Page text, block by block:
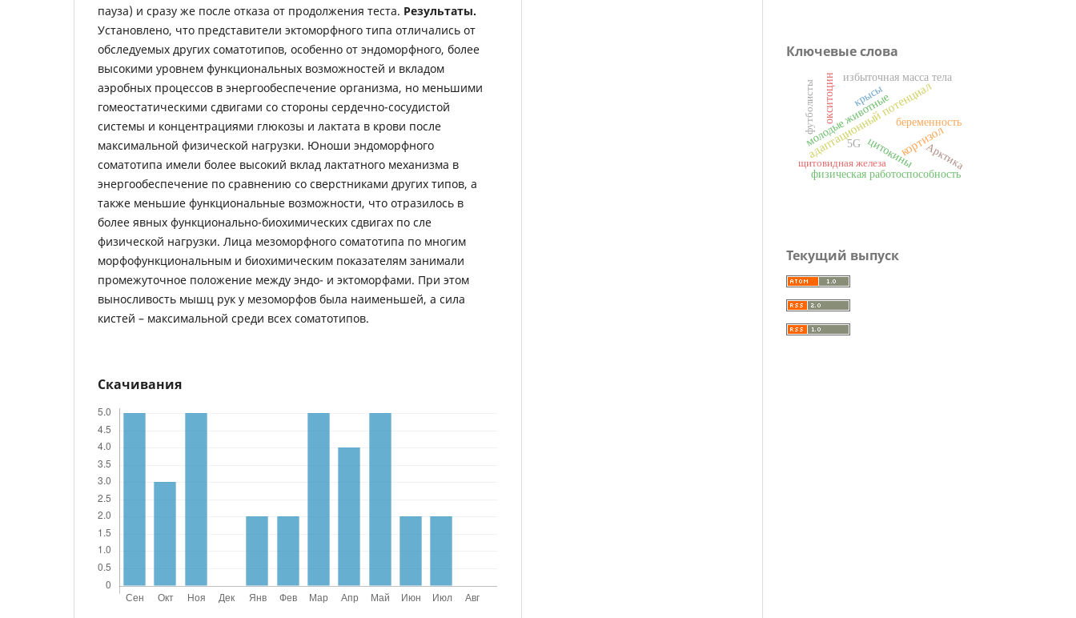
пауза) и сразу же после отказа от продолжения теста. Результаты.
Установлено, что представители эктоморфного типа отличались от
обследуемых других соматотипов, особенно от эндоморфного, более
высокими уровнем функциональных возможностей и вкладом
аэробных процессов в энергообеспечение организма, но меньшими
гомеостатическими сдвигами со стороны сердечно-сосудистой
системы и концентрациями глюкозы и лактата в крови после
максимальной физической нагрузки. Юноши эндоморфного
соматотипа имели более высокий вклад лактатного механизма в
энергообеспечение по сравнению со сверстниками других типов, а
также меньшие функциональные возможности, что отразилось в
более явных функционально-биохимических сдвигах по сле
физической нагрузки. Лица мезоморфного соматотипа по многим
морфофункциональным и биохимическим показателям занимали
промежуточное положение между эндо- и эктоморфами. При этом
выносливость мышц рук у мезоморфов была наименьшей, а сила
кистей – максимальной среди всех соматотипов.
Скачивания
Ключевые слова
адаптационный потенциал
кортизол
беременность
цитокины
физическая работоспособность
молодые животные
крысы
Арктика
окситоцин
5G
избыточная масса тела
футболисты
щитовидная железа
Текущий выпуск